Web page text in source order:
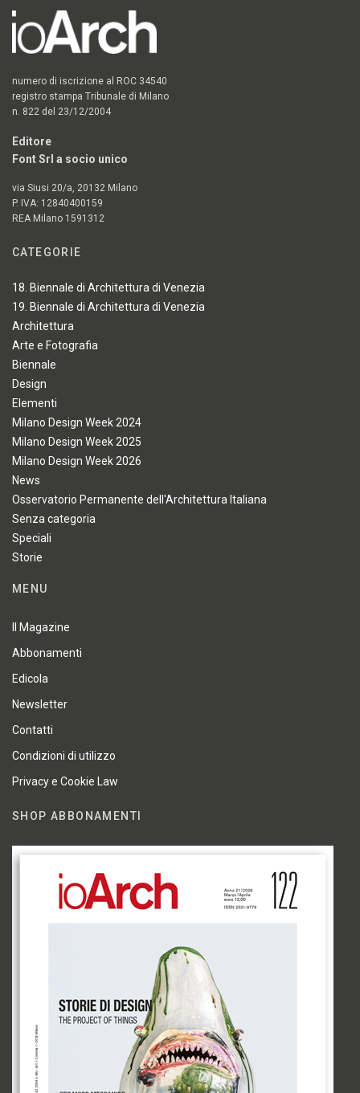
numero di iscrizione al ROC 34540
registro stampa Tribunale di Milano
n. 822 del 23/12/2004
Editore
Font Srl a socio unico
via Siusi 20/a, 20132 Milano
P. IVA: 12840400159
REA Milano 1591312
CATEGORIE
18. Biennale di Architettura di Venezia
19. Biennale di Architettura di Venezia
Architettura
Arte e Fotografia
Biennale
Design
Elementi
Milano Design Week 2024
Milano Design Week 2025
Milano Design Week 2026
News
Osservatorio Permanente dell'Architettura Italiana
Senza categoria
Speciali
Storie
MENU
Il Magazine
Abbonamenti
Edicola
Newsletter
Contatti
Condizioni di utilizzo
Privacy e Cookie Law
SHOP ABBONAMENTI